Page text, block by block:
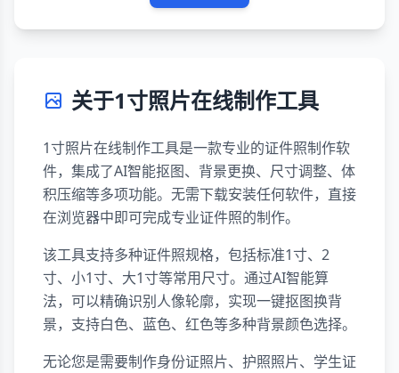
关于1寸照片在线制作工具
1寸照片在线制作工具是一款专业的证件照制作软
件，集成了AI智能抠图、背景更换、尺寸调整、体
积压缩等多项功能。无需下载安装任何软件，直接
在浏览器中即可完成专业证件照的制作。
该工具支持多种证件照规格，包括标准1寸、2
寸、小1寸、大1寸等常用尺寸。通过AI智能算
法，可以精确识别人像轮廓，实现一键抠图换背
景，支持白色、蓝色、红色等多种背景颜色选择。
无论您是需要制作身份证照片、护照照片、学生证